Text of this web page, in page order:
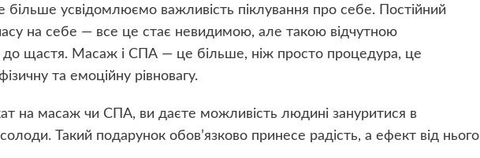
усвідомлюємо важливість піклування про себе. Постійний
на себе — все це стає невидимою, але такою відчутною
щастя. Масаж і СПА — це більше, ніж просто процедура, це
та емоційну рівновагу.
на масаж чи СПА, ви даєте можливість людині зануритися в
Такий подарунок обов’язково принесе радість, а ефект від нього